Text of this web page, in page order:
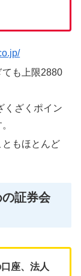
ても上限2880
くざくポイン
ともほとんど
証券会
座、法人